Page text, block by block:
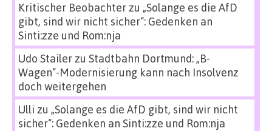
Kritischer Beobachterzu „Solange es die AfD
gibt, sind wir nicht sicher“: Gedenken an
Sinti:zze und Rom:nja
Udo Stailerzu Stadtbahn Dortmund: „B-
Wagen“-Modernisierung kann nach Insolvenz
doch weitergehen
Ulli zu „Solange es die AfD gibt, sind wir nicht
sicher“: Gedenken an Sinti:zze und Rom:nja